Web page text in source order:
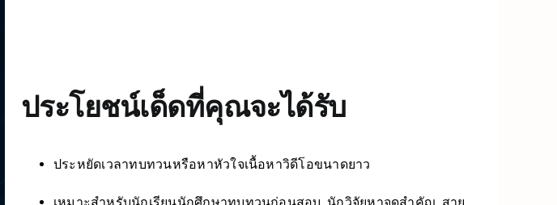
ประโยชน์เด็ดที่คุณจะได้รับ
ประหยัดเวลาทบทวนหรือหาหัวใจเนื้อหาวิดีโอขนาดยาว